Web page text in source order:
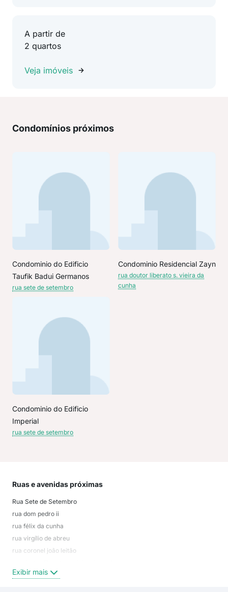
A partir de
2 quartos
Veja imóveis
Condomínios próximos
Condominio do Edificio
Taufik Badui Germanos
rua sete de setembro
Condominio Residencial Zayn
rua doutor liberato s. vieira da
cunha
Condominio do Edificio
Imperial
rua sete de setembro
Ruas e avenidas próximas
Rua Sete de Setembro
rua dom pedro ii
rua félix da cunha
rua virgílio de abreu
rua coronel joão leitão
rua major ouriques
Exibir mais